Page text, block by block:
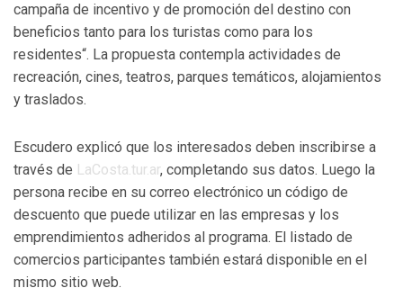
campaña de incentivo y de promoción del destino con
beneficios tanto para los turistas como para los
residentes“. La propuesta contempla actividades de
recreación, cines, teatros, parques temáticos, alojamientos
y traslados.
Escudero explicó que los interesados deben inscribirse a
través de LaCosta.tur.ar, completando sus datos. Luego la
persona recibe en su correo electrónico un código de
descuento que puede utilizar en las empresas y los
emprendimientos adheridos al programa. El listado de
comercios participantes también estará disponible en el
mismo sitio web.